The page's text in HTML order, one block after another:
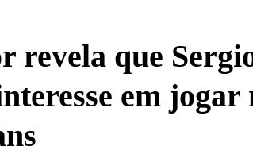
revela que
em jogar